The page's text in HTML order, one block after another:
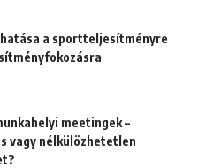
a sportteljesítményre
meetingek –
vagy nélkülözhetetlen